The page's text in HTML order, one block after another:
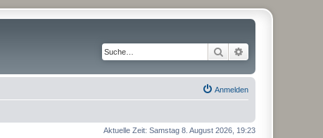
Suche
Anmelden
Aktuelle Zeit: Samstag 8. August 2026, 19:23